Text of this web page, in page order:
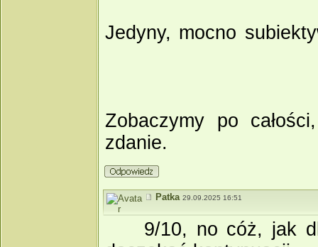
Jedyny, mocno
Zobaczymy po
zdanie.
Patka 29.09.2025 16:51
9/10, no cóż, jak